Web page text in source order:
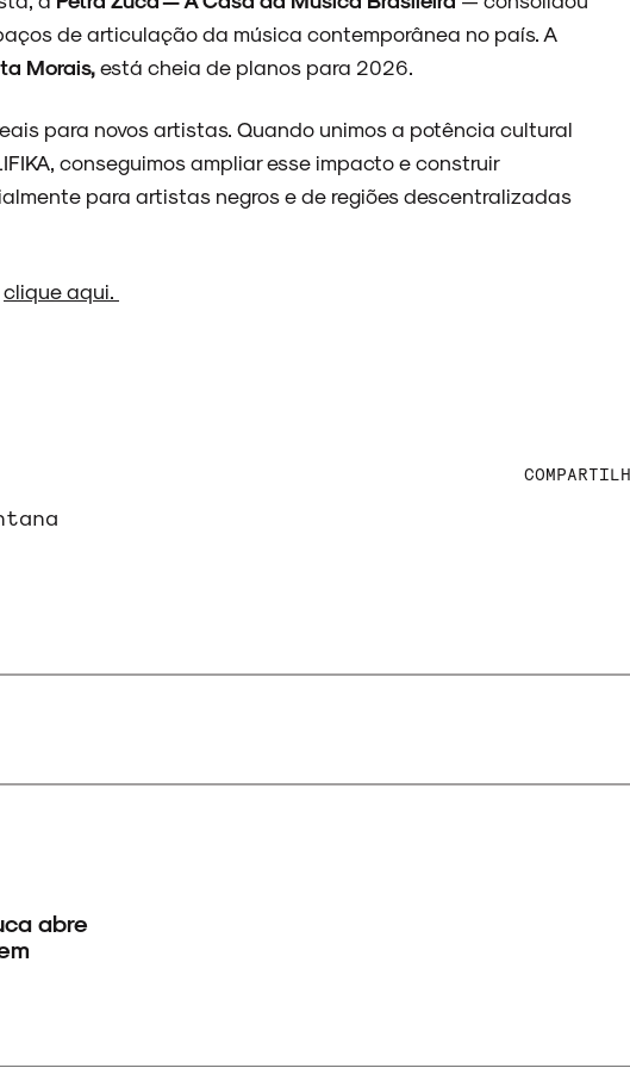
de articulação da música contemporânea no país. A
Morais,está cheia de planos para 2026.
para novos artistas. Quando unimos a potência cultural
conseguimos ampliar esse impacto e construir
para artistas negros e de regiões descentralizadas
clique aqui.
abre